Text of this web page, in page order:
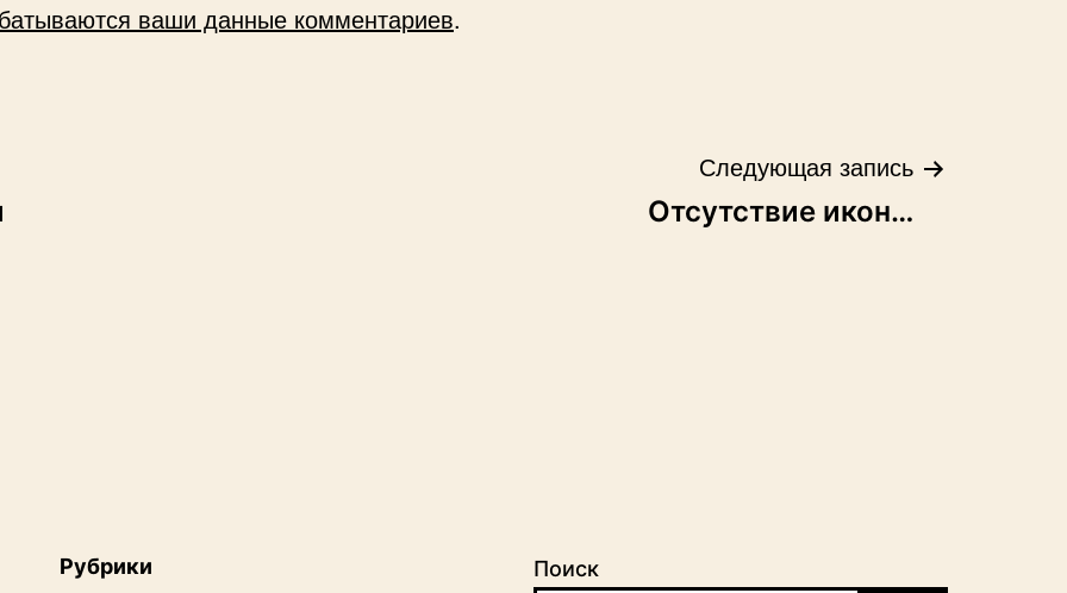
ваши данные комментариев.
Следующая запись
Отсутствие икон…
Рубрики Поиск